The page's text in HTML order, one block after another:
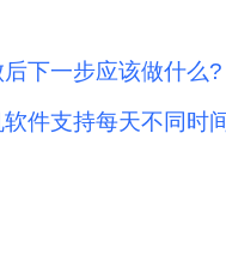
下一步应该做什么?
件支持每天不同时